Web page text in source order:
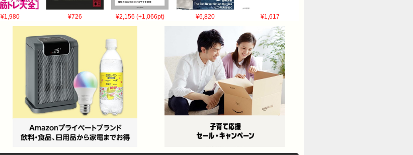
¥1,980 ¥726 ¥2,156 (+1,066pt) ¥6,820 ¥1,617